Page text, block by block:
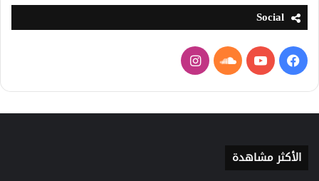
Social
فيسبوكيوتيوبساوند
كلاود
انستقرام
الأكثر مشاهدة